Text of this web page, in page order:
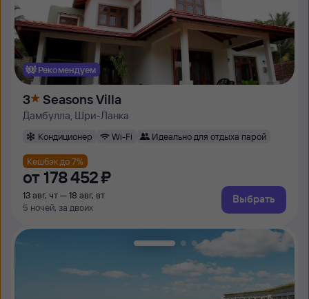
Рекомендуем
3 Seasons Villa
Дамбулла, Шри-Ланка
Кондиционер Wi-Fi Идеально для отдыха парой
Кешбэк до 7%
от 178 ⁠452 ⁠₽
13 авг, чт — 18 авг, вт
5 ночей, за двоих
Выбрать